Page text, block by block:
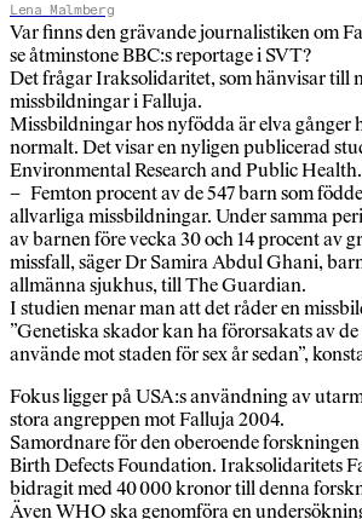
Lena Malmberg
Var finns den grävande journalistiken om
se åtminstone BBC:s reportage i SVT?
Det frågar Iraksolidaritet, som hänvisar till
missbildningar i Falluja.
Missbildningar hos nyfödda är elva gånger
normalt. Det visar en nyligen publicerad
Environmental Research and Public Health.
– Femton procent av de 547 barn som
allvarliga missbildningar. Under samma
av barnen före vecka 30 och 14 procent av
missfall, säger Dr Samira Abdul Ghani,
allmänna sjukhus, till The Guardian.
I studien menar man att det råder en
”Genetiska skador kan ha förorsakats av
använde mot staden för sex år sedan”,
Fokus ligger på USA:s användning av
stora angreppen mot Falluja 2004.
Samordnare för den oberoende
Birth Defects Foundation. Iraksolidaritets
bidragit med 40 000 kronor till denna
Även WHO ska genomföra en